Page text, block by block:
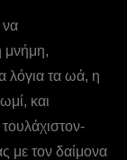
να
μνήμη,
λόγια τα ωά, η
και
με τον δαίμονα